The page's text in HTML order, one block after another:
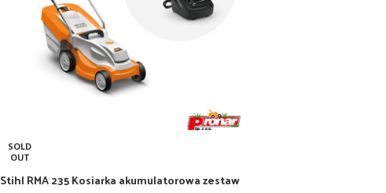
SOLD
OUT
Stihl RMA 235 Kosiarka akumulatorowa zestaw